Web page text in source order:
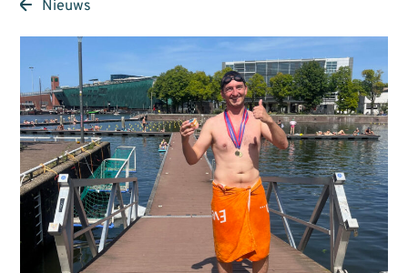
Nieuws